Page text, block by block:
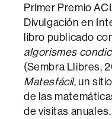
Primer Premio
Divulgación en
libro publicado
algorismes
(Sembra Llibres,
Matesfácil, un
de las
de visitas anuales.